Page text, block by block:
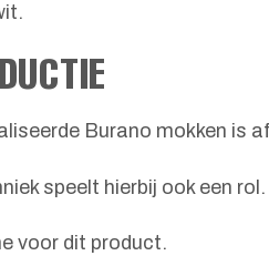
Burano mokken is
speelt hierbij ook een rol.
voor dit product.